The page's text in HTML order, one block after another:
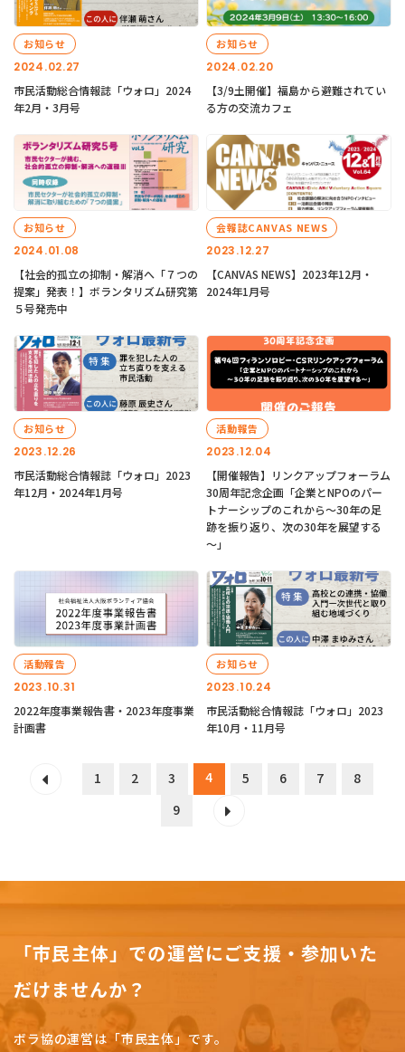
2024.02.27
お知らせ
市民活動総合情報誌「ウォロ」2024
年2月・3月号
2024.02.20
お知らせ
【3/9土開催】福島から避難されてい
る方の交流カフェ
2024.01.08
お知らせ
【社会的孤立の抑制・解消へ「７つの
提案」発表！】ボランタリズム研究第
５号発売中
2023.12.27
会報誌CANVAS NEWS
【CANVAS NEWS】2023年12月・
2024年1月号
2023.12.26
お知らせ
市民活動総合情報誌「ウォロ」2023
年12月・2024年1月号
2023.12.04
活動報告
【開催報告】リンクアップフォーラム
30周年記念企画「企業とNPOのパー
トナーシップのこれから～30年の足
跡を振り返り、次の30年を展望する
～」
2023.10.31
活動報告
2022年度事業報告書・2023年度事業
計画書
2023.10.24
お知らせ
市民活動総合情報誌「ウォロ」2023
年10月・11月号
1 2 3 4 5 6 7
8
9
「市民主体」での運営にご支援・参加いた
だけませんか？
ボラ協の運営は「市民主体」です。